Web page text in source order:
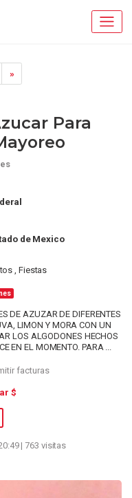
»
Para
de Mexico
, Fiestas
DE AZUZAR DE DIFERENTES
LIMON Y MORA CON UN
LOS ALGODONES HECHOS
EN EL MOMENTO. PARA ...
facturas
$
| 763 visitas